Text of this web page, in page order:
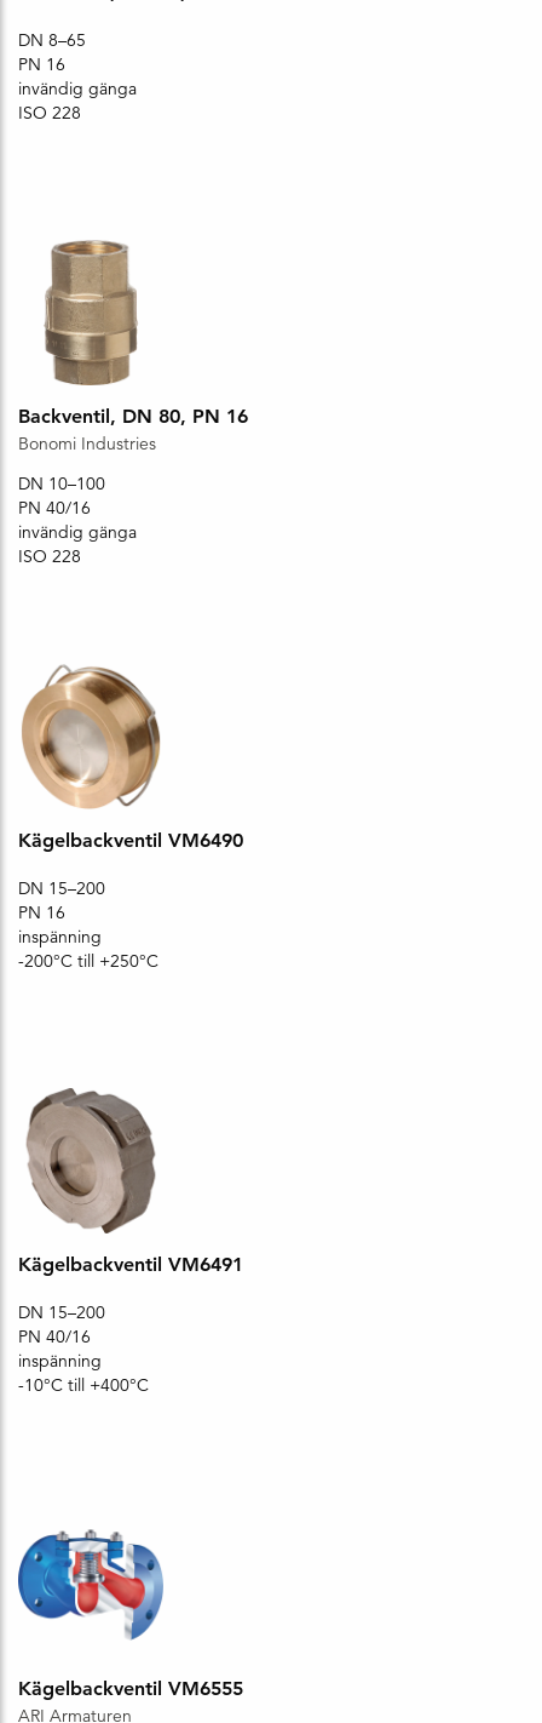
DN 8–65
PN 16
invändig gänga
ISO 228
Backventil, DN 80, PN 16
Bonomi Industries
DN 10–100
PN 40/16
invändig gänga
ISO 228
Kägelbackventil VM6490
DN 15–200
PN 16
inspänning
-200°C till +250°C
Kägelbackventil VM6491
DN 15–200
PN 40/16
inspänning
-10°C till +400°C
Kägelbackventil VM6555
ARI Armaturen